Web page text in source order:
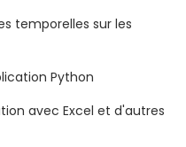
temporelles sur les
Python
avec Excel et d'autres